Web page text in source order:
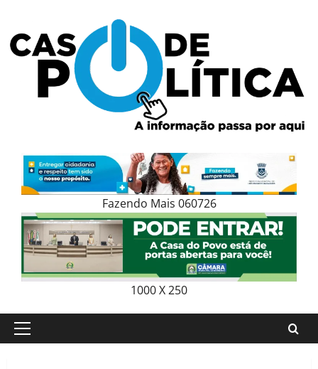
content
Fazendo Mais 060726
1000 X 250
Primary